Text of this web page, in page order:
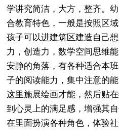
学讲究简洁，大方，整齐。
合教育特色，一般是按照区
孩子可以进建筑区建造自己
力，创造力，数学空间思维
安静的角落，有各种适合本
子的阅读能力，集中注意的
这里施展绘画才能，然后贴
到心灵上的满足感，增强其
在里面扮演各种角色，体验社